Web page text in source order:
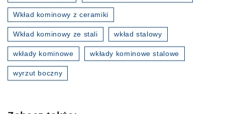
Wkład kominowy z ceramiki
Wkład kominowy ze stali wkład stalowy
wkłady kominowe wkłady kominowe stalowe
wyrzut boczny